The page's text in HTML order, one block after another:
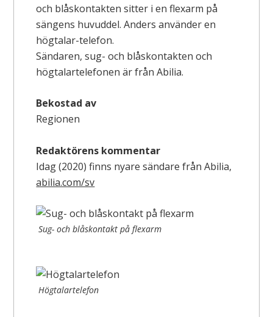
och blåskontakten sitter i en flexarm på
sängens huvuddel. Anders använder en
högtalar-telefon.
Sändaren, sug- och blåskontakten och
högtalartelefonen är från Abilia.
Bekostad av
Regionen
Redaktörens kommentar
Idag (2020) finns nyare sändare från Abilia,
abilia.com/sv
Sug- och blåskontakt på flexarm
Högtalartelefon